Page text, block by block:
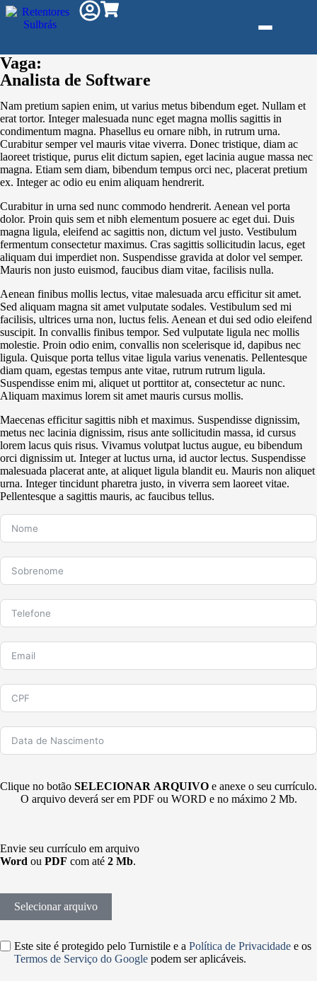
Vaga:
Analista de Software
Nam pretium sapien enim, ut varius metus bibendum eget. Nullam et
erat tortor. Integer malesuada nunc eget magna mollis sagittis in
condimentum magna. Phasellus eu ornare nibh, in rutrum urna.
Curabitur semper vel mauris vitae viverra. Donec tristique, diam ac
laoreet tristique, purus elit dictum sapien, eget lacinia augue massa nec
magna. Etiam sem diam, bibendum tempus orci nec, placerat pretium
ex. Integer ac odio eu enim aliquam hendrerit.
Curabitur in urna sed nunc commodo hendrerit. Aenean vel porta
dolor. Proin quis sem et nibh elementum posuere ac eget dui. Duis
magna ligula, eleifend ac sagittis non, dictum vel justo. Vestibulum
fermentum consectetur maximus. Cras sagittis sollicitudin lacus, eget
aliquam dui imperdiet non. Suspendisse gravida at dolor vel semper.
Mauris non justo euismod, faucibus diam vitae, facilisis nulla.
Aenean finibus mollis lectus, vitae malesuada arcu efficitur sit amet.
Sed aliquam magna sit amet vulputate sodales. Vestibulum sed mi
facilisis, ultrices urna non, luctus felis. Aenean et dui sed odio eleifend
suscipit. In convallis finibus tempor. Sed vulputate ligula nec mollis
molestie. Proin odio enim, convallis non scelerisque id, dapibus nec
ligula. Quisque porta tellus vitae ligula varius venenatis. Pellentesque
diam quam, egestas tempus ante vitae, rutrum rutrum ligula.
Suspendisse enim mi, aliquet ut porttitor at, consectetur ac nunc.
Aliquam maximus lorem sit amet mauris cursus mollis.
Maecenas efficitur sagittis nibh et maximus. Suspendisse dignissim,
metus nec lacinia dignissim, risus ante sollicitudin massa, id cursus
lorem lacus quis risus. Vivamus volutpat luctus augue, eu bibendum
orci dignissim ut. Integer at luctus urna, id auctor lectus. Suspendisse
malesuada placerat ante, at aliquet ligula blandit eu. Mauris non aliquet
urna. Integer tincidunt pharetra justo, in viverra sem laoreet vitae.
Pellentesque a sagittis mauris, ac faucibus tellus.
Clique no botão SELECIONAR ARQUIVO e anexe o seu currículo.
O arquivo deverá ser em PDF ou WORD e no máximo 2 Mb.
Envie seu currículo em arquivo
Word ou PDF com até 2 Mb.
Selecionar arquivo
Este site é protegido pelo Turnistile e a Política de Privacidade e os
Termos de Serviço do Google podem ser aplicáveis.
Gás e
Saneamento
Injeção de
Plástico
Pneumáticos
Linha
Industrial
Revestimento
e Poliuretano
(PU)
Serviço de
Usinagem